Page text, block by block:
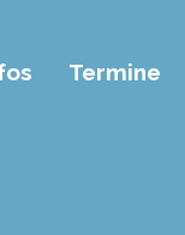
Termine